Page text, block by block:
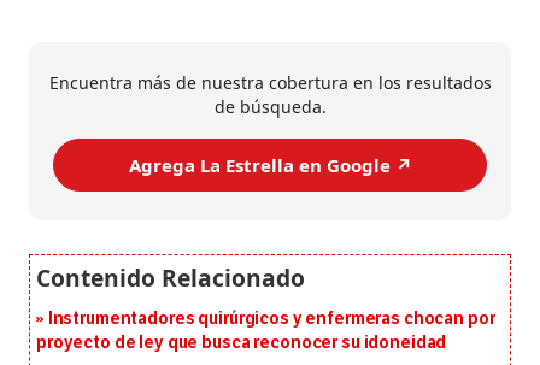
Encuentra más de nuestra cobertura en los resultados
de búsqueda.
Agrega La Estrella en Google ↗️
Instrumentadores quirúrgicos y enfermeras chocan por
proyecto de ley que busca reconocer su idoneidad